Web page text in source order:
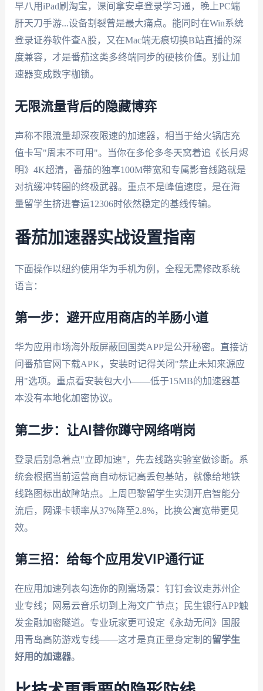
早八用iPad刷淘宝，课间拿安卓登录学习通，晚上PC端
肝天刀手游...设备割裂曾是最大痛点。能同时在Win系统
登录证券软件查A股，又在Mac端无痕切换B站直播的深
度兼容，才是番茄这类多终端同步的硬核价值。别让加
速器变成数字枷锁。
无限流量背后的隐藏博弈
声称不限流量却深夜限速的加速器，相当于给火锅店充
值卡写"周末不可用"。当你在多伦多冬天窝着追《长月烬
明》4K超清，番茄的独享100M带宽和专属影音线路就是
对抗缓冲转圈的终极武器。重点不是峰值速度，是在海
量留学生挤进春运12306时依然稳定的基线传输。
番茄加速器实战设置指南
下面操作以纽约使用华为手机为例，全程无需修改系统
语言：
第一步：避开应用商店的羊肠小道
华为应用市场海外版屏蔽回国类APP是公开秘密。直接访
问番茄官网下载APK，安装时记得关闭"禁止未知来源应
用"选项。重点看安装包大小——低于15MB的加速器基
本没有本地化加密协议。
第二步：让AI替你蹲守网络哨岗
登录后别急着点"立即加速"，先去线路实验室做诊断。系
统会根据当前运营商自动标记高丢包基站，就像给地铁
线路图标出故障站点。上周巴黎留学生实测开启智能分
流后，网课卡顿率从37%降至2.8%，比换公寓宽带更见
效。
第三招：给每个应用发VIP通行证
在应用加速列表勾选你的刚需场景：钉钉会议走苏州企
业专线；网易云音乐切到上海文广节点；民生银行APP触
发金融加密隧道。专业玩家更可设定《永劫无间》国服
用青岛高防游戏专线——这才是真正量身定制的留学生
好用的加速器。